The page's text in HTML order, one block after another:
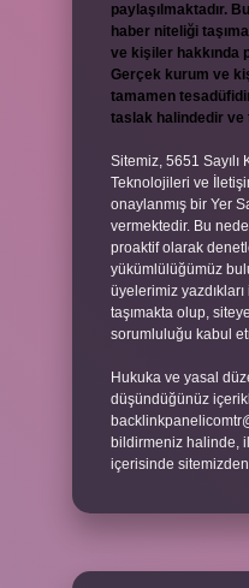
paylaşılmaktadır.
haber niteliği
ve kişiler hakkında
Gerçek kurum ve
tamamen
taslak halindedir ve
Sitemiz, 5651
Teknolojileri ve
onaylanmış bir Yer
vermektedir. Bu
proaktif olarak
yükümlülüğümüz
üyelerimiz
taşımakta olup,
sorumluluğu kabul
Hukuka ve yasal
düşündüğünüz
bildirmeniz halinde,
içerisinde sitemizden